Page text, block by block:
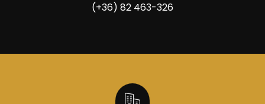
(+36) 82 463-326